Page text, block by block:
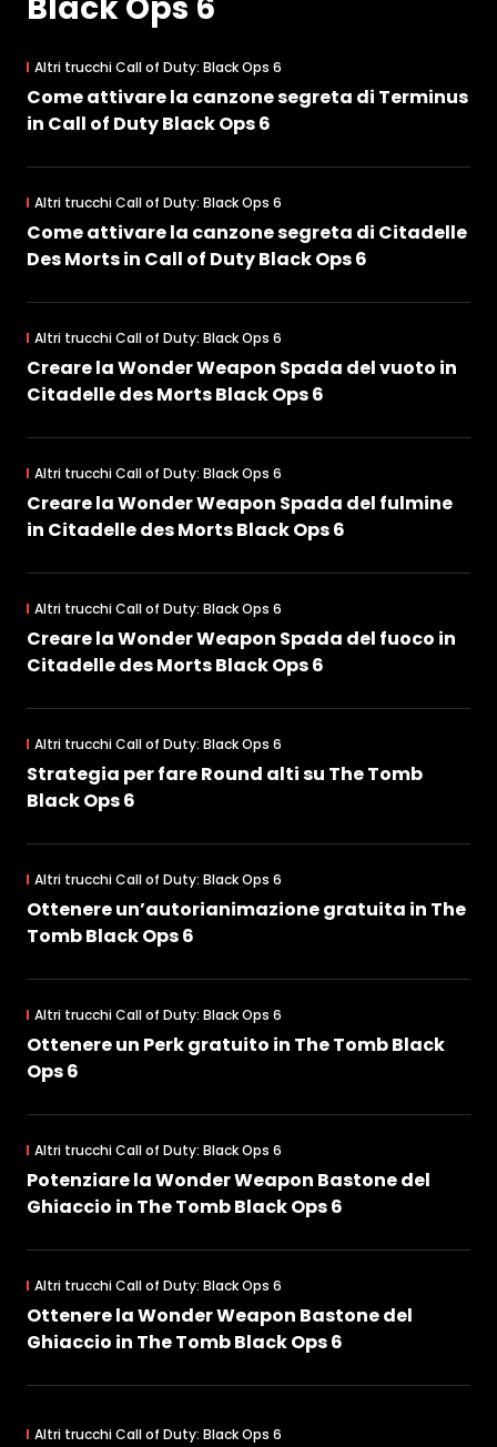
Altri trucchi Call of Duty: Black Ops 6
Come attivare la canzone segreta di Terminus
in Call of Duty Black Ops 6
Altri trucchi Call of Duty: Black Ops 6
Come attivare la canzone segreta di Citadelle
Des Morts in Call of Duty Black Ops 6
Altri trucchi Call of Duty: Black Ops 6
Creare la Wonder Weapon Spada del vuoto in
Citadelle des Morts Black Ops 6
Altri trucchi Call of Duty: Black Ops 6
Creare la Wonder Weapon Spada del fulmine
in Citadelle des Morts Black Ops 6
Altri trucchi Call of Duty: Black Ops 6
Creare la Wonder Weapon Spada del fuoco in
Citadelle des Morts Black Ops 6
Altri trucchi Call of Duty: Black Ops 6
Strategia per fare Round alti su The Tomb
Black Ops 6
Altri trucchi Call of Duty: Black Ops 6
Ottenere un’autorianimazione gratuita in The
Tomb Black Ops 6
Altri trucchi Call of Duty: Black Ops 6
Ottenere un Perk gratuito in The Tomb Black
Ops 6
Altri trucchi Call of Duty: Black Ops 6
Potenziare la Wonder Weapon Bastone del
Ghiaccio in The Tomb Black Ops 6
Altri trucchi Call of Duty: Black Ops 6
Ottenere la Wonder Weapon Bastone del
Ghiaccio in The Tomb Black Ops 6
Altri trucchi Call of Duty: Black Ops 6